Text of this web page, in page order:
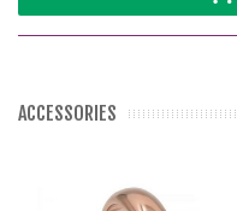
ACCESSORIES